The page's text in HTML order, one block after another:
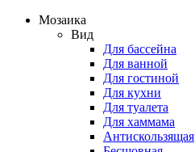
Мозаика
Вид
Для бассейна
Для ванной
Для гостиной
Для кухни
Для туалета
Для хаммама
Антискользящая